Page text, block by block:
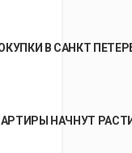
В САНКТ
НАЧНУТ